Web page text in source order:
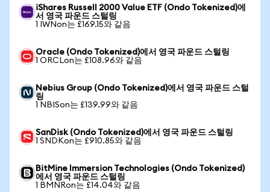
iShares Russell 2000 Value ETF (Ondo Tokenized)에
서 영국 파운드 스털링
1 IWNon는 £169.15와 같음
Oracle (Ondo Tokenized)에서 영국 파운드 스털링
1 ORCLon는 £108.96와 같음
Nebius Group (Ondo Tokenized)에서 영국 파운드 스털
링
1 NBISon는 £139.99와 같음
SanDisk (Ondo Tokenized)에서 영국 파운드 스털링
1 SNDKon는 £910.85와 같음
BitMine Immersion Technologies (Ondo Tokenized)
에서 영국 파운드 스털링
1 BMNRon는 £14.04와 같음